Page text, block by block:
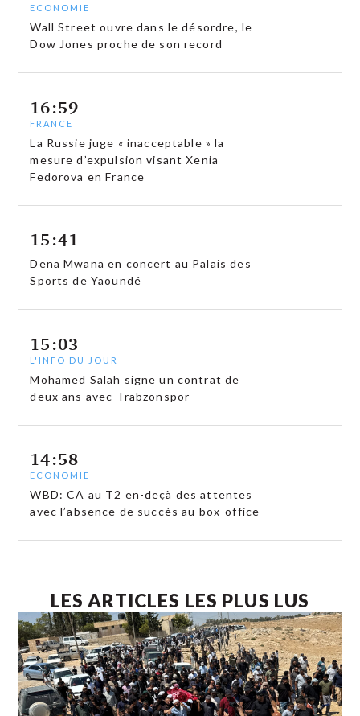
ECONOMIE
Wall Street ouvre dans le désordre, le
Dow Jones proche de son record
16:59
FRANCE
La Russie juge « inacceptable » la
mesure d’expulsion visant Xenia
Fedorova en France
15:41
Dena Mwana en concert au Palais des
Sports de Yaoundé
15:03
L'INFO DU JOUR
Mohamed Salah signe un contrat de
deux ans avec Trabzonspor
14:58
ECONOMIE
WBD: CA au T2 en-deçà des attentes
avec l’absence de succès au box-office
LES ARTICLES LES PLUS LUS